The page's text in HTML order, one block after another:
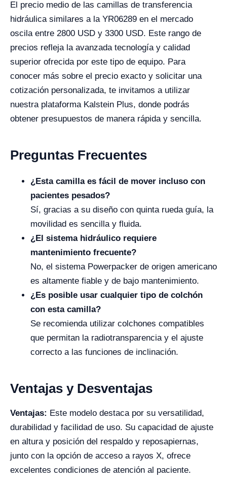
El precio medio de las camillas de transferencia
hidráulica similares a la YR06289 en el mercado
oscila entre 2800 USD y 3300 USD. Este rango de
precios refleja la avanzada tecnología y calidad
superior ofrecida por este tipo de equipo. Para
conocer más sobre el precio exacto y solicitar una
cotización personalizada, te invitamos a utilizar
nuestra plataforma Kalstein Plus, donde podrás
obtener presupuestos de manera rápida y sencilla.
Preguntas Frecuentes
¿Esta camilla es fácil de mover incluso con
pacientes pesados?
Sí, gracias a su diseño con quinta rueda guía, la
movilidad es sencilla y fluida.
¿El sistema hidráulico requiere
mantenimiento frecuente?
No, el sistema Powerpacker de origen americano
es altamente fiable y de bajo mantenimiento.
¿Es posible usar cualquier tipo de colchón
con esta camilla?
Se recomienda utilizar colchones compatibles
que permitan la radiotransparencia y el ajuste
correcto a las funciones de inclinación.
Ventajas y Desventajas
Ventajas: Este modelo destaca por su versatilidad,
durabilidad y facilidad de uso. Su capacidad de ajuste
en altura y posición del respaldo y reposapiernas,
junto con la opción de acceso a rayos X, ofrece
excelentes condiciones de atención al paciente.